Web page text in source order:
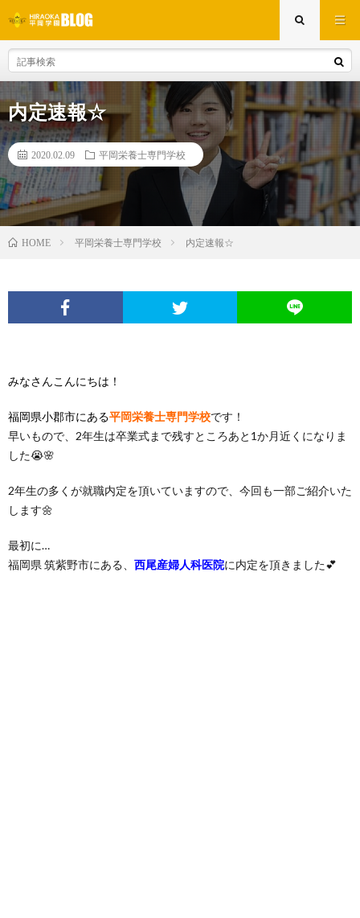
内定速報☆
2020.02.09 平岡栄養士専門学校
HOME 平岡栄養士専門学校 内定速報☆
みなさんこんにちは！
福岡県小郡市にある平岡栄養士専門学校です！
早いもので、2年生は卒業式まで残すところあと1か月近くになりま
した😭🌸
2年生の多くが就職内定を頂いていますので、今回も一部ご紹介いた
します🌼
最初に…
福岡県 筑紫野市にある、 西尾産婦人科医院に内定を頂きました💕